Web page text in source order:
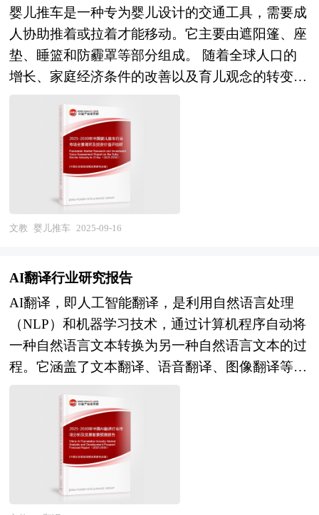
础上，主要依据了国家统计局、国家商务部、国家
发改委、国家经济信息中心、国务院发展研究中
心、国家海关总署、全国商业信息中心、中国经济
景气监测中心、中国行业研究网、全国及海外相关
公布和提供的大量资料。报告对我国健身器械行业
的供需状况、发展现状、子行业发展变化等进行了
分析，重点分析了国内外健身器械行业的发展现
状、如何面对行业的发展挑战、行业的发展建议、
行业竞争力，以及行业的投资分析和趋势预测等
等。报告还综合了健身器械行业的整体发展动态，
业管理部门以及拟进入该行业的投资者具有重要的
参考价值，对于研究我国健身器械行业发展规律、
提高企业的运营效率、促进企业的发展壮大有学术
和实践的双重意义。
质量。 展望未来，中国宠物服务行业将进入一个
高质量发展的新阶段。随着消费升级和宠物人性化
趋势的加剧，宠物服务市场将继续保持快速增长，
市场规模有望进一步扩大。行业将更加注重服务的
品质和个性化，满足不同宠物主人的需求。同时，
智能化和数字化技术的深度应用将推动行业升级，
提升服务的便捷性和效率。此外，随着政策对宠物
行业规范化管理的加强，合规化经营将成为企业长
期发展的关键。总体来看，中国宠物服务行业在未
来几年内将继续保持增长态势，为宠物主人提供更
加优质、多样化的服务，推动整个行业的高质量发
写，在大量周密的市场调研基础上，主要依据了国
家统计局、国家商务部、国家发改委、国家经济信
息中心、国务院发展研究中心、国家海关总署、全
国商业信息中心、中国经济景气监测中心、中国行
业研究网、全国及海外相关报刊杂志的基础信息以
料。报告对我国宠物服务行业的供需状况、发展现
状、子行业发展变化等进行了分析，重点分析了国
内外宠物服务行业的发展现状、如何面对行业的发
展挑战、行业的发展建议、行业竞争力，以及行业
的投资分析和趋势预测等等。报告还综合了宠物服
务行业的整体发展动态，对行业在产品方面提供了
婴儿推车是一种专为婴儿设计的交通工具，需要成
人协助推着或拉着才能移动。它主要由遮阳篷、座
垫、睡篮和防霾罩等部分组成。 随着全球人口的
增长、家庭经济条件的改善以及育儿观念的转变，
婴儿推车市场需求持续增长。在中国，随着“二
孩”“三孩”政策的实施，新生儿数量逐年增加，进
一步推动了婴儿推车市场的扩大。消费者对高品质
育儿产品的追求以及对婴儿安全、舒适出行的重
视，促使婴儿推车行业向智能化、个性化方向发
展。 本研究咨询报告由中研普华咨询公司领衔撰
写，在大量周密的市场调研基础上，主要依据了国
息中心、国务院发展研究中心、国家海关总署、全
业研究网、全国及海外多种相关报刊杂志的基础信
息以及专业研究单位等公布和提供的大量资料，结
合中研普华公司对婴儿推车相关企业和科研单位等
的实地调查，对国内外婴儿推车行业的供给与需求
状况、相关行业的发展状况、市场消费变化等进行
了分析。重点研究了主要婴儿推车品牌的发展状
况，以及未来中国婴儿推车行业将面临的机遇以及
企业的应对策略。报告还分析了婴儿推车市场的竞
争格局，行业的发展动向，并对行业相关政策进行
了介绍和政策趋向研判，是婴儿推车生产企业、科
文教 婴儿推车 2025-09-16
AI翻译行业研究报告
AI翻译，即人工智能翻译，是利用自然语言处理
（NLP）和机器学习技术，通过计算机程序自动将
一种自然语言文本转换为另一种自然语言文本的过
程。它涵盖了文本翻译、语音翻译、图像翻译等多
种形式，能够快速、高效地满足人们在跨语言交流
中的多样化需求。AI翻译技术的核心在于对语言的
理解和生成能力，通过大量的语料数据训练，使机
器能够学习语言的语法、词汇和语义规则，从而实
现准确的翻译输出。随着深度学习技术的不断进
步，AI翻译的准确性和流畅性得到了显著提升，逐